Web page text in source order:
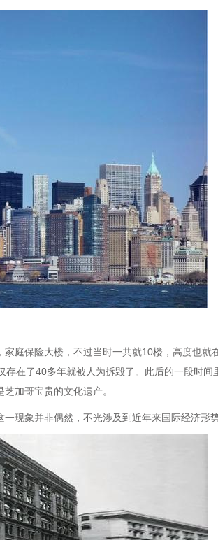
庭保险大楼，不过当时一共就10楼，高度也就
在了40多年就被人为拆毁了。此后的一段时间
加哥宝贵的文化遗产。
现象并非偶然，不光涉及到近年来国际经济形